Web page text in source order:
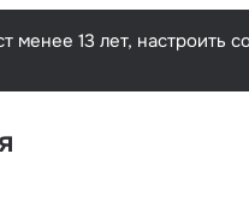
менее 13 лет, настроить